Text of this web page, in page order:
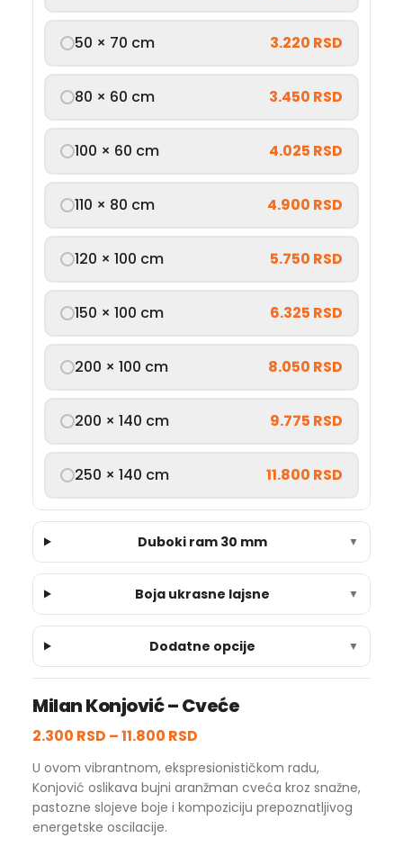
50 × 70 cm 3.220 RSD
80 × 60 cm 3.450 RSD
100 × 60 cm 4.025 RSD
110 × 80 cm 4.900 RSD
120 × 100 cm 5.750 RSD
150 × 100 cm 6.325 RSD
200 × 100 cm 8.050 RSD
200 × 140 cm 9.775 RSD
250 × 140 cm 11.800 RSD
Duboki ram 30 mm ▼
Boja ukrasne lajsne ▼
Dodatne opcije ▼
Milan Konjović – Cveće
2.300 RSD –11.800 RSD
U ovom vibrantnom, ekspresionističkom radu,
Konjović oslikava bujni aranžman cveća kroz snažne,
pastozne slojeve boje i kompoziciju prepoznatljivog
energetske oscilacije.